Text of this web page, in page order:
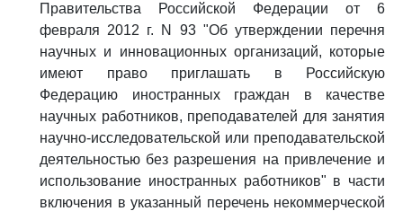
Правительства Российской Федерации от 6
февраля 2012 г. N 93 "Об утверждении перечня
научных и инновационных организаций, которые
имеют право приглашать в Российскую
Федерацию иностранных граждан в качестве
научных работников, преподавателей для занятия
научно-исследовательской или преподавательской
деятельностью без разрешения на привлечение и
использование иностранных работников" в части
включения в указанный перечень некоммерческой